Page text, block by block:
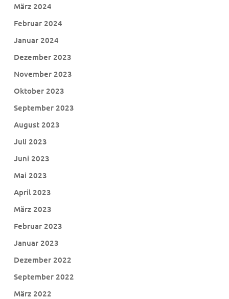
März 2024
Februar 2024
Januar 2024
Dezember 2023
November 2023
Oktober 2023
September 2023
August 2023
Juli 2023
Juni 2023
Mai 2023
April 2023
März 2023
Februar 2023
Januar 2023
Dezember 2022
September 2022
März 2022